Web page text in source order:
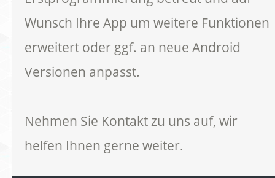
Wunsch Ihre App um weitere Funktionen
erweitert oder ggf. an neue Android
Versionen anpasst.
Nehmen Sie Kontakt zu uns auf, wir
helfen Ihnen gerne weiter.